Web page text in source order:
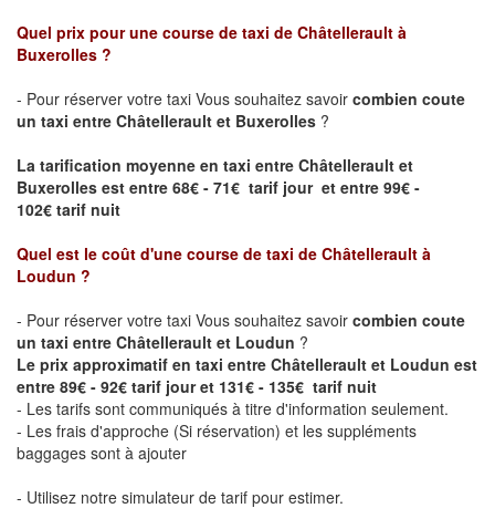
Quel prix pour une course de taxi de Châtellerault à
Buxerolles ?
- Pour réserver votre taxi Vous souhaitez savoir combien coute
un taxi entre Châtellerault et Buxerolles ?
La tarification moyenne en taxi entre Châtellerault et
Buxerolles est entre 68€ - 71€ tarif jour et entre 99€ -
102€ tarif nuit
Quel est le coût d'une course de taxi de Châtellerault à
Loudun ?
- Pour réserver votre taxi Vous souhaitez savoir combien coute
un taxi entre Châtellerault et Loudun ?
Le prix approximatif en taxi entre Châtellerault et Loudun est
entre 89€ - 92€ tarif jour et 131€ - 135€ tarif nuit
- Les tarifs sont communiqués à titre d'information seulement.
- Les frais d'approche (Si réservation) et les suppléments
baggages sont à ajouter
- Utilisez notre simulateur de tarif pour estimer.